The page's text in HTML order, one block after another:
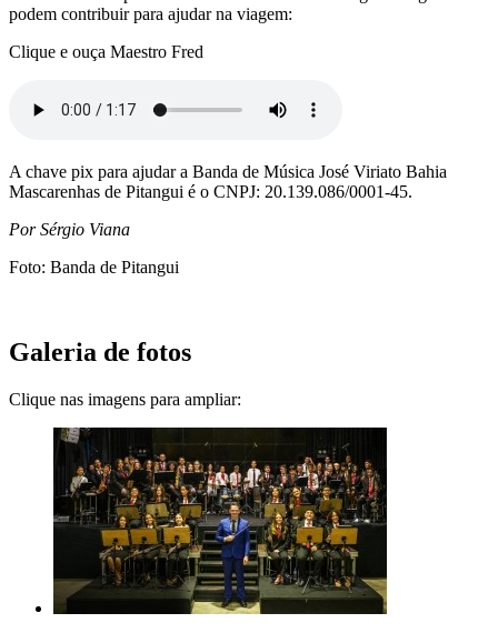
podem contribuir para ajudar na viagem:
Clique e ouça Maestro Fred
A chave pix para ajudar a Banda de Música José Viriato Bahia
Mascarenhas de Pitangui é o CNPJ: 20.139.086/0001-45.
Por Sérgio Viana
Foto: Banda de Pitangui
Galeria de fotos
Clique nas imagens para ampliar: